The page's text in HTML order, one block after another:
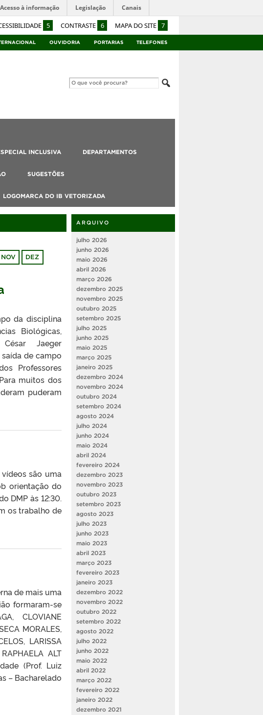
5 CONTRASTE 6 MAPA DO SITE 7
Acesso à informação Legislação Canais
OUVIDORIA PORTARIAS TELEFONES
INCLUSIVA DEPARTAMENTOS
SUGESTÕES
LOGOMARCA DO IB VETORIZADA
NOV DEZ
da disciplina
Biológicas,
Jaeger
saída de campo
Professores
muitos dos
puderam
são uma
orientação do
DMP às 12:30.
os trabalho de
de mais uma
formaram-se
CLOVIANE
MORALES,
LARISSA
ALT
(Prof. Luiz
– Bacharelado
ARQUIVO
julho 2026
junho 2026
maio 2026
abril 2026
março 2026
dezembro 2025
novembro 2025
outubro 2025
setembro 2025
julho 2025
junho 2025
maio 2025
março 2025
janeiro 2025
dezembro 2024
novembro 2024
outubro 2024
setembro 2024
agosto 2024
julho 2024
junho 2024
maio 2024
abril 2024
fevereiro 2024
dezembro 2023
novembro 2023
outubro 2023
setembro 2023
agosto 2023
julho 2023
junho 2023
maio 2023
abril 2023
março 2023
fevereiro 2023
janeiro 2023
dezembro 2022
novembro 2022
outubro 2022
setembro 2022
agosto 2022
julho 2022
junho 2022
maio 2022
abril 2022
março 2022
fevereiro 2022
janeiro 2022
dezembro 2021